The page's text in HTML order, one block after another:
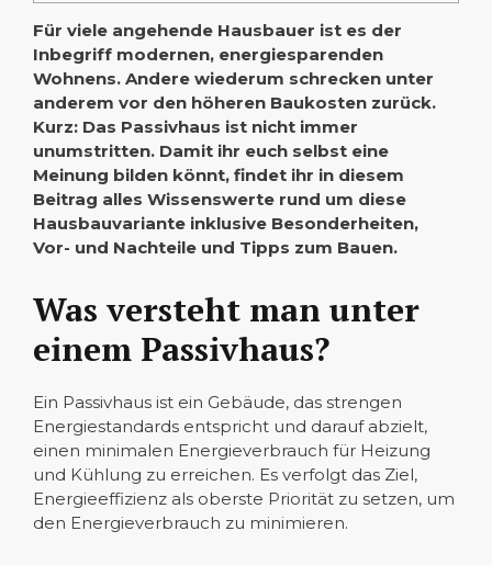
Für viele angehende Hausbauer ist es der
Inbegriff modernen, energiesparenden
Wohnens. Andere wiederum schrecken unter
anderem vor den höheren Baukosten zurück.
Kurz: Das Passivhaus ist nicht immer
unumstritten. Damit ihr euch selbst eine
Meinung bilden könnt, findet ihr in diesem
Beitrag alles Wissenswerte rund um diese
Hausbauvariante inklusive Besonderheiten,
Vor- und Nachteile und Tipps zum Bauen.
Was versteht man unter
einem Passivhaus?
Ein Passivhaus ist ein Gebäude, das strengen
Energiestandards entspricht und darauf abzielt,
einen minimalen Energieverbrauch für Heizung
und Kühlung zu erreichen. Es verfolgt das Ziel,
Energieeffizienz als oberste Priorität zu setzen, um
den Energieverbrauch zu minimieren.